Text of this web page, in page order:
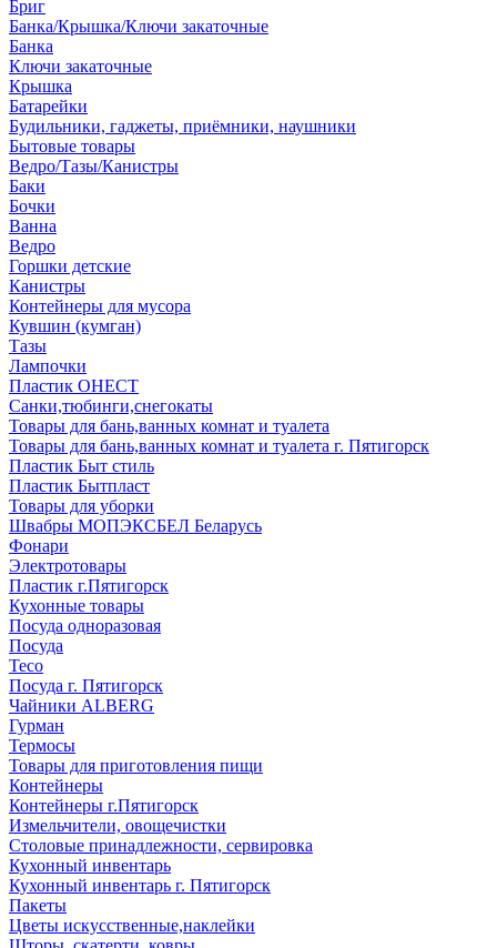
Бриг
Банка/Крышка/Ключи закаточные
Банка
Ключи закаточные
Крышка
Батарейки
Будильники, гаджеты, приёмники, наушники
Бытовые товары
Ведро/Тазы/Канистры
Баки
Бочки
Ванна
Ведро
Горшки детские
Канистры
Контейнеры для мусора
Кувшин (кумган)
Тазы
Лампочки
Пластик ОНЕСТ
Санки,тюбинги,снегокаты
Товары для бань,ванных комнат и туалета
Товары для бань,ванных комнат и туалета г. Пятигорск
Пластик Быт стиль
Пластик Бытпласт
Товары для уборки
Швабры МОПЭКСБЕЛ Беларусь
Фонари
Электротовары
Пластик г.Пятигорск
Кухонные товары
Посуда одноразовая
Посуда
Teco
Посуда г. Пятигорск
Чайники ALBERG
Гурман
Термосы
Товары для приготовления пищи
Контейнеры
Контейнеры г.Пятигорск
Измельчители, овощечистки
Столовые принадлежности, сервировка
Кухонный инвентарь
Кухонный инвентарь г. Пятигорск
Пакеты
Цветы искусственные,наклейки